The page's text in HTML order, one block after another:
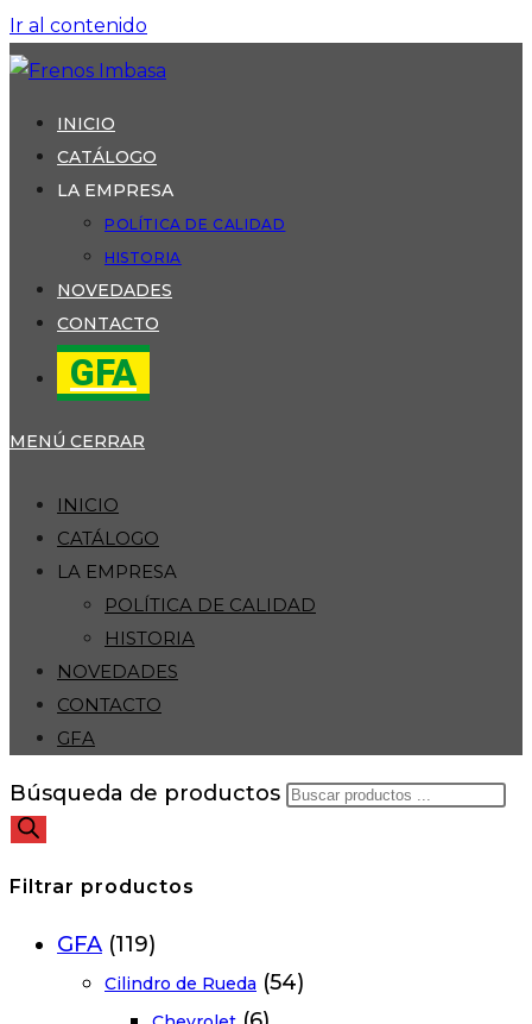
Ir al contenido
INICIO
CATÁLOGO
LA EMPRESA
POLÍTICA DE CALIDAD
HISTORIA
NOVEDADES
CONTACTO
GFA
MENÚ CERRAR
INICIO
CATÁLOGO
LA EMPRESA
POLÍTICA DE CALIDAD
HISTORIA
NOVEDADES
CONTACTO
GFA
Búsqueda de productos
Filtrar productos
GFA (119)
Cilindro de Rueda (54)